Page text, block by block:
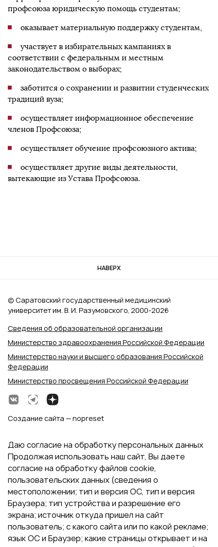
профсоюза юридическую помощь студентам;
оказывает материальную поддержку студентам,
участвует в избирательных кампаниях в
соответствии с федеральным и местным
законодательством о выборах;
заботится о сохранении и развитии студенческих
традиций вуза;
осуществляет информационное обеспечение
членов Профсоюза;
осуществляет обучение профсоюзного актива;
осуществляет другие виды деятельности,
вытекающие из Устава Профсоюза.
НАВЕРХ
Сведения об образовательной организации
Министерство здравоохранения Российской Федерации
Министерство науки и высшего образования Российской
Федерации
Министерство просвещения Российской Федерации
© Саратовский государственный медицинский
университет им. В. И. Разумовского, 2000‑2026
Создание сайта — nopreset
Даю согласие на обработку персональных данных
Продолжая использовать наш сайт, Вы даете
согласие на обработку файлов cookie,
пользовательских данных (сведения о
местоположении; тип и версия ОС, тип и версия
Браузера; тип устройства и разрешение его
экрана; источник откуда пришел на сайт
пользователь; с какого сайта или по какой рекламе;
язык ОС и Браузер; какие страницы открывает и на